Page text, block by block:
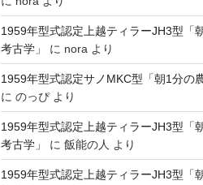
1959年型式認定上越ティラーJH3型「
考古学」
に nora より
1959年型式認定サノMKC型「朝1分の
に のっぴより
1959年型式認定上越ティラーJH3型「
考古学」
に 飯能の人 より
1959年型式認定上越ティラーJH3型「